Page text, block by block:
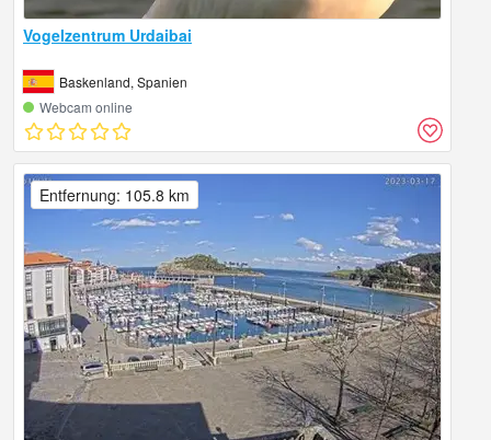
Vogelzentrum Urdaibai
Baskenland, Spanien
Webcam online
Entfernung: 105.8 km